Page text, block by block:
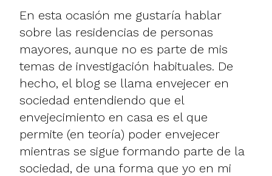
En esta ocasión me gustaría hablar
sobre las residencias de personas
mayores, aunque no es parte de mis
temas de investigación habituales. De
hecho, el blog se llama envejecer en
sociedad entendiendo que el
envejecimiento en casa es el que
permite (en teoría) poder envejecer
mientras se sigue formando parte de la
sociedad, de una forma que yo en mi